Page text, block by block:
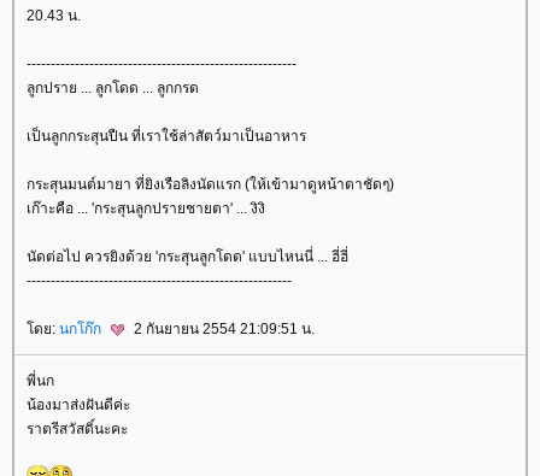
20.43 น.
--------------------------------------------------------
ลูกปราย ... ลูกโดด ... ลูกกรด
เป็นลูกกระสุนปืน ที่เราใช้ล่าสัตว์มาเป็นอาหาร
กระสุนมนต์มายา ที่ยิงเรือลิงนัดแรก (ให้เข้ามาดูหน้าตาชัดๆ)
เก๊าะคือ ... 'กระสุนลูกปรายชายตา' ... งิงิ
นัดต่อไป ควรยิงด้วย 'กระสุนลูกโดด' แบบไหนนี่ ... ฮี่ฮี่
-------------------------------------------------------
ดย: นกโก๊ก 2 กันยายน 2554 21:09:51 น.
พี่นก
น้องมาส่งฝันดีค่ะ
ราตรีสวัสดิ์นะคะ